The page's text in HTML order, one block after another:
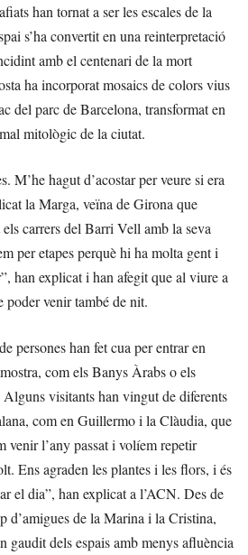
han tornat a ser les escales de la
s’ha convertit en una reinterpretació
amb el centenari de la mort
ha incorporat mosaics de colors vius
del parc de Barcelona, transformat en
mitològic de la ciutat.
M’he hagut d’acostar per veure si era
la Marga, veïna de Girona que
carrers del Barri Vell amb la seva
per etapes perquè hi ha molta gent i
han explicat i han afegit que al viure a
poder venir també de nit.
persones han fet cua per entrar en
com els Banys Àrabs o els
visitants han vingut de diferents
com en Guillermo i la Clàudia, que
venir l’any passat i volíem repetir
Ens agraden les plantes i les flors, i és
el dia”, han explicat a l’ACN. Des de
d’amigues de la Marina i la Cristina,
gaudit dels espais amb menys afluència